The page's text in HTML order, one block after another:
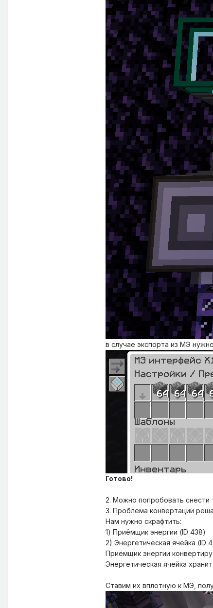
в случае экспорта из МЭ
Готово!
2. Можно попробовать
3. Проблема конвертации
Нам нужно скрафтить:
1) Приёмщик энергии (ID 438)
2) Энергетическая ячейка (ID
Приёмщик энергии
Энергетическая ячейка
Ставим их вплотную к МЭ,